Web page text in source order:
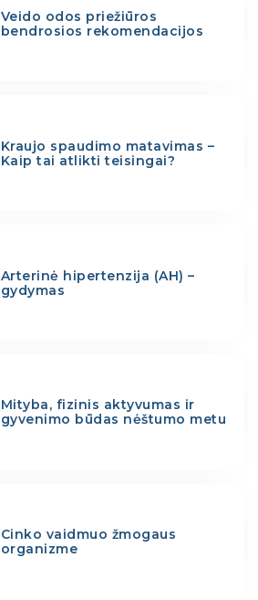
Veido odos priežiūros
bendrosios rekomendacijos
Kraujo spaudimo matavimas –
Kaip tai atlikti teisingai?
Arterinė hipertenzija (AH) –
gydymas
Mityba, fizinis aktyvumas ir
gyvenimo būdas nėštumo metu
Cinko vaidmuo žmogaus
organizme